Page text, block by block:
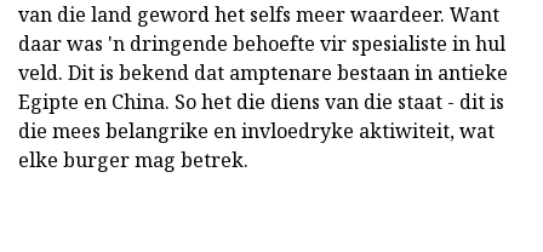
van die land geword het selfs meer waardeer. Want
daar was 'n dringende behoefte vir spesialiste in hul
veld. Dit is bekend dat amptenare bestaan in antieke
Egipte en China. So het die diens van die staat - dit is
die mees belangrike en invloedryke aktiwiteit, wat
elke burger mag betrek.